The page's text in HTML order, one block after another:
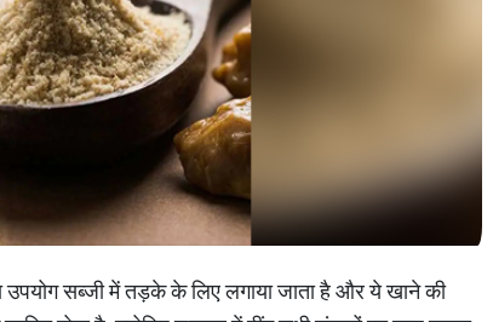
उपयोग सब्जी में तड़के के लिए लगाया जाता है और ये खाने की